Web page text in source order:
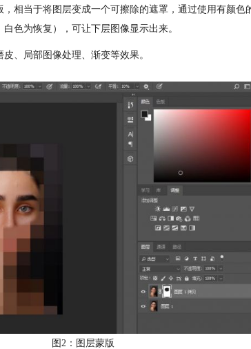
，相当于将图层变成一个可擦除的遮罩，通过使用有颜色
色为恢复），可让下层图像显示出来。
、局部图像处理、渐变等效果。
图2：图层蒙版